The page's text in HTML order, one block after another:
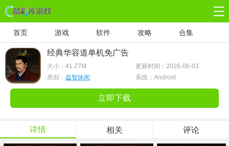
首页 游戏 软件 攻略 合集
经典华容道单机免广告
大小： 41.27M
更新时间：2026-06-03
类别： 益智休闲 系统：Android
立即下载
详情 相关 评论